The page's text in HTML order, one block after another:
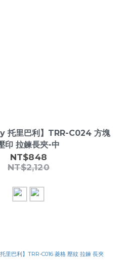
托里巴利】TRR-C024 方塊
印 拉鍊長夾-中
NT$848
NT$2,120